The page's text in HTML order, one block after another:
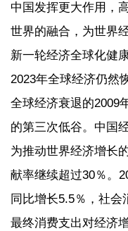
中国发挥更大作用，
世界的融合，为世界
新一轮经济全球化健
2023年全球经济仍然
全球经济衰退的2009
的第三次低谷。中国
为推动世界经济增长
献率继续超过30％。
同比增长5.5％，社会
最终消费支出对经济